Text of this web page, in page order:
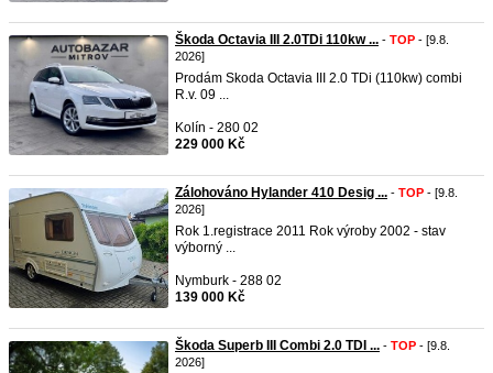
Škoda Octavia III 2.0TDi 110kw ... - TOP - [9.8.
2026]
Prodám Skoda Octavia III 2.0 TDi (110kw) combi
R.v. 09 ...
Kolín - 280 02
229 000 Kč
Zálohováno Hylander 410 Desig ... - TOP - [9.8.
2026]
Rok 1.registrace 2011 Rok výroby 2002 - stav
výborný ...
Nymburk - 288 02
139 000 Kč
Škoda Superb III Combi 2.0 TDI ... - TOP - [9.8.
2026]